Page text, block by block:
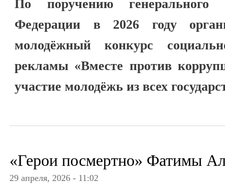
По поручению генерального
Федерации в 2026 году
молодёжный конкурс
рекламы «Вместе против
участие молодёжь из всех
«Герои посмертно» Фатимы
29 апреля, 2026 - 11:02